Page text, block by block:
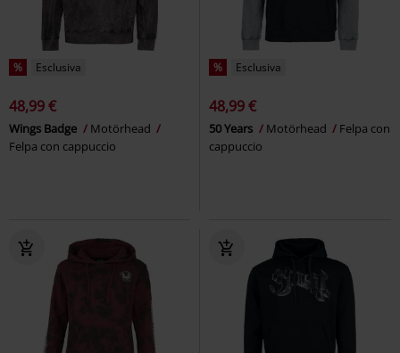
% Esclusiva
48,99 €
Wings Badge
Motörhead
Felpa con cappuccio
% Esclusiva
48,99 €
50 Years Motörhead
Felpa con
cappuccio